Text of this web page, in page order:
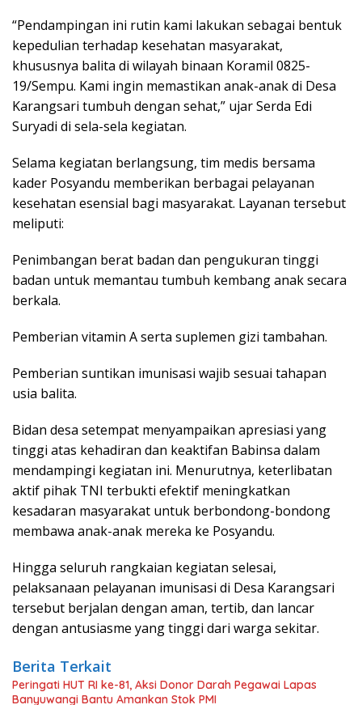
“Pendampingan ini rutin kami lakukan sebagai bentuk
kepedulian terhadap kesehatan masyarakat,
khususnya balita di wilayah binaan Koramil 0825-
19/Sempu. Kami ingin memastikan anak-anak di Desa
Karangsari tumbuh dengan sehat,” ujar Serda Edi
Suryadi di sela-sela kegiatan.
Selama kegiatan berlangsung, tim medis bersama
kader Posyandu memberikan berbagai pelayanan
kesehatan esensial bagi masyarakat. Layanan tersebut
meliputi:
Penimbangan berat badan dan pengukuran tinggi
badan untuk memantau tumbuh kembang anak secara
berkala.
Pemberian vitamin A serta suplemen gizi tambahan.
Pemberian suntikan imunisasi wajib sesuai tahapan
usia balita.
Bidan desa setempat menyampaikan apresiasi yang
tinggi atas kehadiran dan keaktifan Babinsa dalam
mendampingi kegiatan ini. Menurutnya, keterlibatan
aktif pihak TNI terbukti efektif meningkatkan
kesadaran masyarakat untuk berbondong-bondong
membawa anak-anak mereka ke Posyandu.
Hingga seluruh rangkaian kegiatan selesai,
pelaksanaan pelayanan imunisasi di Desa Karangsari
tersebut berjalan dengan aman, tertib, dan lancar
dengan antusiasme yang tinggi dari warga sekitar.
Berita Terkait
Peringati HUT RI ke-81, Aksi Donor Darah Pegawai Lapas
Banyuwangi Bantu Amankan Stok PMI